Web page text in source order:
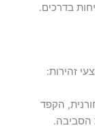
בדרכים.
זהירות:
הקפד
הסביבה.